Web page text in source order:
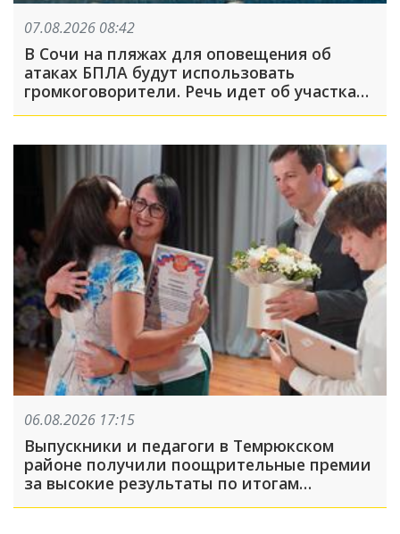
07.08.2026 08:42
В Сочи на пляжах для оповещения об
атаках БПЛА будут использовать
громкоговорители. Речь идет об участках,
06.08.2026 17:15
Выпускники и педагоги в Темрюкском
районе получили поощрительные премии
за высокие результаты по итогам